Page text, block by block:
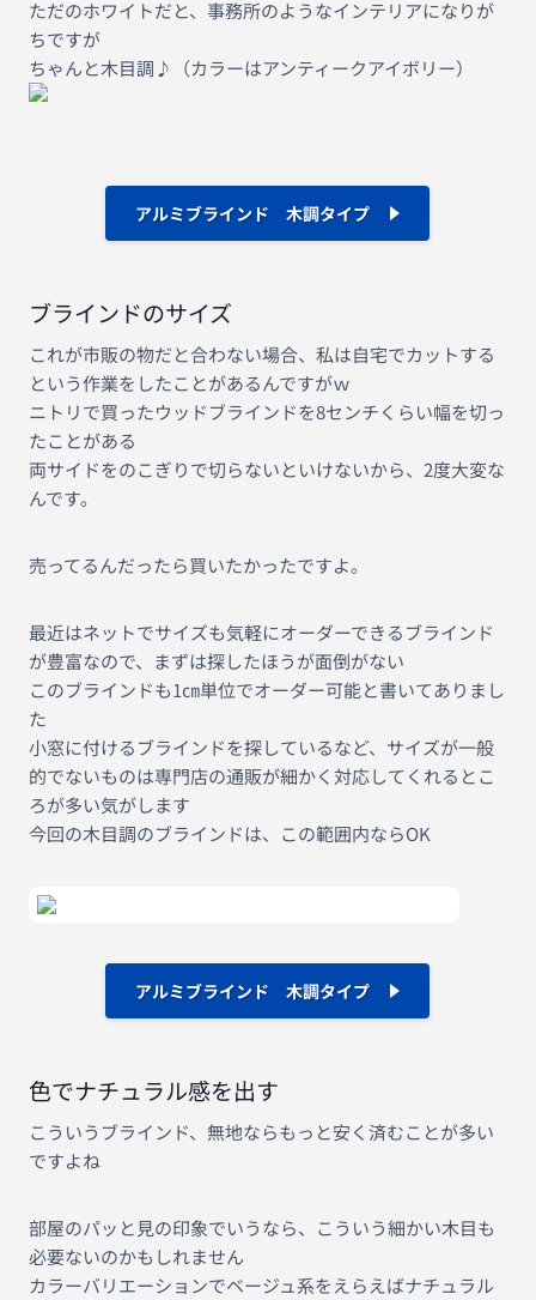
ただのホワイトだと、事務所のようなインテリアになりが
ちですが
ちゃんと木目調♪（カラーはアンティークアイボリー）
アルミブラインド 木調タイプ
ブラインドのサイズ
これが市販の物だと合わない場合、私は自宅でカットする
という作業をしたことがあるんですがｗ
ニトリで買ったウッドブラインドを8センチくらい幅を切っ
たことがある
両サイドをのこぎりで切らないといけないから、2度大変な
んです。
売ってるんだったら買いたかったですよ。
最近はネットでサイズも気軽にオーダーできるブラインド
が豊富なので、まずは探したほうが面倒がない
このブラインドも1㎝単位でオーダー可能と書いてありまし
た
小窓に付けるブラインドを探しているなど、サイズが一般
的でないものは専門店の通販が細かく対応してくれるとこ
ろが多い気がします
今回の木目調のブラインドは、この範囲内ならOK
アルミブラインド 木調タイプ
色でナチュラル感を出す
こういうブラインド、無地ならもっと安く済むことが多い
ですよね
部屋のパッと見の印象でいうなら、こういう細かい木目も
必要ないのかもしれません
カラーバリエーションでベージュ系をえらえばナチュラル